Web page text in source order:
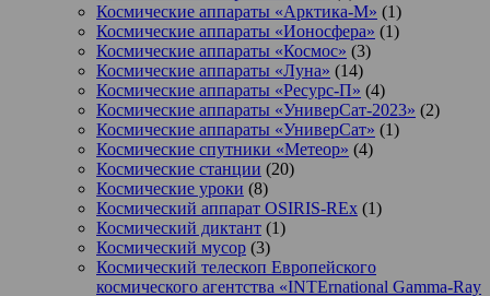
Космические аппараты «Арктика-М» (1)
Космические аппараты «Ионосфера» (1)
Космические аппараты «Космос» (3)
Космические аппараты «Луна» (14)
Космические аппараты «Ресурс-П» (4)
Космические аппараты «УниверСат-2023» (2)
Космические аппараты «УниверСат» (1)
Космические спутники «Метеор» (4)
Космические станции (20)
Космические уроки (8)
Космический аппарат OSIRIS-REx (1)
Космический диктант (1)
Космический мусор (3)
Космический телескоп Европейского
космического агентства «INTErnational Gamma-Ray